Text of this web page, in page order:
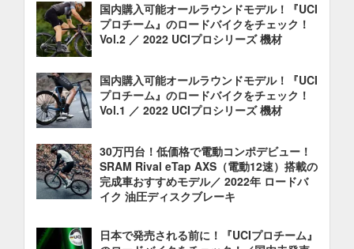
国内購入可能オールラウンドモデル！『UCI
プロチーム』のロードバイクをチェック！
Vol.2 ／ 2022 UCIプロシリーズ 機材
国内購入可能オールラウンドモデル！『UCI
プロチーム』のロードバイクをチェック！
Vol.1 ／ 2022 UCIプロシリーズ 機材
30万円台！低価格で電動コンポデビュー！
SRAM Rival eTap AXS（電動12速）搭載の
完成車おすすめモデル／ 2022年 ロードバ
イク 油圧ディスクブレーキ
日本で発売される前に！『UCIプロチーム』